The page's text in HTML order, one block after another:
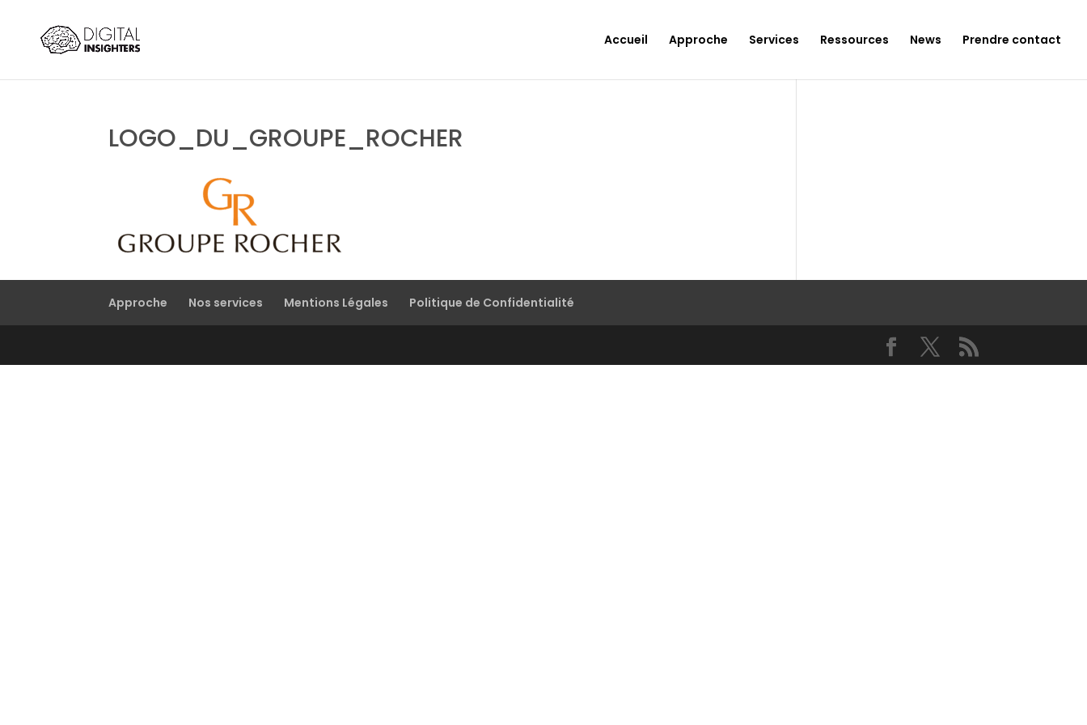
Accueil Approche Services Ressources News Prendre contact
LOGO_DU_GROUPE_ROCHER
Approche Nos services Mentions Légales Politique de Confidentialité